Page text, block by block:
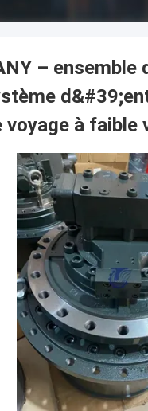
– ensemble
voyage à faible